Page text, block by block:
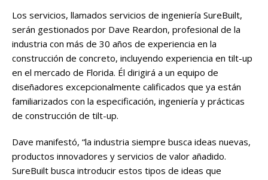
Los servicios, llamados servicios de ingeniería SureBuilt,
serán gestionados por Dave Reardon, profesional de la
industria con más de 30 años de experiencia en la
construcción de concreto, incluyendo experiencia en tilt-up
en el mercado de Florida. Él dirigirá a un equipo de
diseñadores excepcionalmente calificados que ya están
familiarizados con la especificación, ingeniería y prácticas
de construcción de tilt-up.
Dave manifestó, “la industria siempre busca ideas nuevas,
productos innovadores y servicios de valor añadido.
SureBuilt busca introducir estos tipos de ideas que